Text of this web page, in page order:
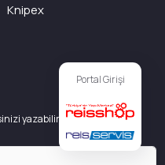
Portal Girişi
Knipex
yazabilirsiniz